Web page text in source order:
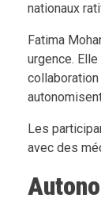
nationaux
Fatima
urgence.
Les
avec des